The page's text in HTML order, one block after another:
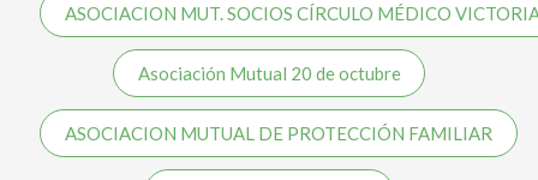
ASOCIACION MUT. SOCIOS CÍRCULO MÉDICO
Asociación Mutual 20 de octubre
ASOCIACION MUTUAL DE PROTECCIÓN FAMILIAR